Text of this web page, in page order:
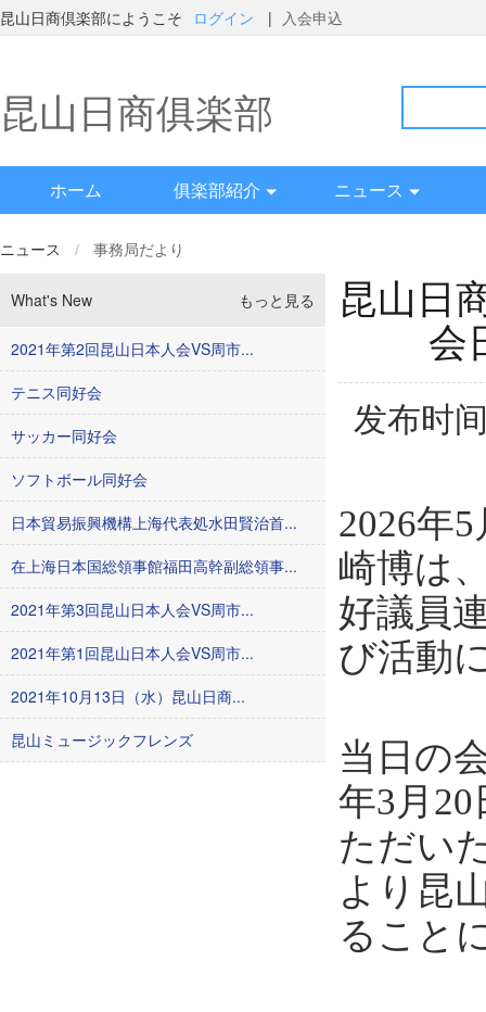
昆山日商倶楽部にようこそ ログイン | 入会申込
昆山日商俱楽部
ホーム 俱楽部紹介 ニュース
ニュース / 事務局だより
昆山日
会
发布时
2026年
崎博は
好議員
び活動
当日の
年3月
ただい
より昆
ること
What's New もっと見る
2021年第2回昆山日本人会VS周市...
テニス同好会
サッカー同好会
ソフトボール同好会
日本貿易振興機構上海代表処水田賢治首...
在上海日本国総領事館福田高幹副総領事...
2021年第3回昆山日本人会VS周市...
2021年第1回昆山日本人会VS周市...
2021年10月13日（水）昆山日商...
昆山ミュージックフレンズ